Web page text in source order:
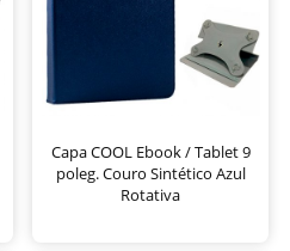
Capa COOL Ebook / Tablet 9
poleg. Couro Sintético Azul
Rotativa